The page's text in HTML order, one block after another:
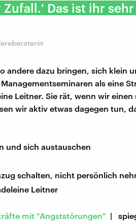
Das ist ihr sehr
andere dazu bringen, sich klein
als eine
Leitner. Sie rät, wenn wir einen
wir aktiv etwas dagegen tun,
und sich austauschen
schalten, nicht persönlich
Leitner
mit "Angststörungen" |